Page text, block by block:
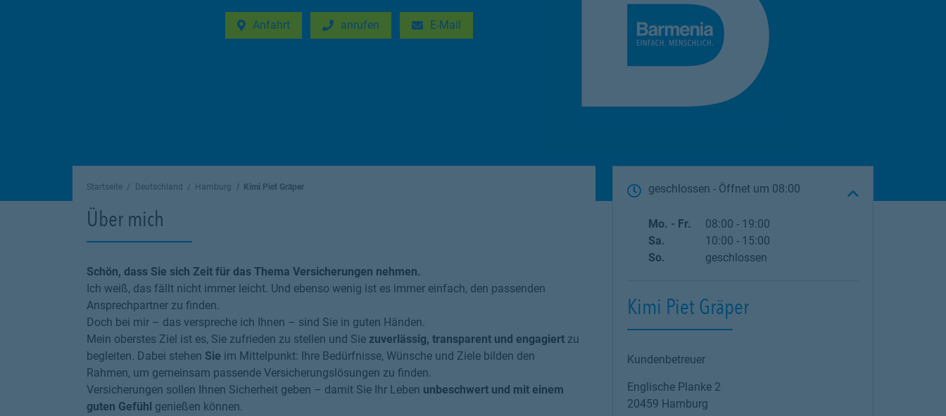
Anfahrt
Link Opens in New Tabanrufen E-Mail
Link Opens in New Tab
Startseite Deutschland Hamburg Kimi Piet Gräper
Über mich
Schön, dass Sie sich Zeit für das Thema Versicherungen nehmen.
Ich weiß, das fällt nicht immer leicht. Und ebenso wenig ist es immer einfach, den passenden
Ansprechpartner zu finden.
Doch bei mir – das verspreche ich Ihnen – sind Sie in guten Händen.
Mein oberstes Ziel ist es, Sie zufrieden zu stellen und Sie zuverlässig, transparent und engagiert zu
begleiten. Dabei stehen Sie im Mittelpunkt: Ihre Bedürfnisse, Wünsche und Ziele bilden den
Rahmen, um gemeinsam passende Versicherungslösungen zu finden.
Versicherungen sollen Ihnen Sicherheit geben – damit Sie Ihr Leben unbeschwert und mit einem
guten Gefühl genießen können.
geschlossen - Öffnet um 08:00
Wochentag Öffnungszeiten
Mo. - Fr. 08:00 - 19:00
Sa.
10:00 - 15:00
So.
geschlossen
Kimi Piet Gräper
Kundenbetreuer
Englische Planke 2
20459 Hamburg